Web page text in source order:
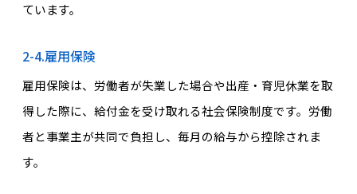
ています。
2-4.雇用保険
雇用保険は、労働者が失業した場合や出産・育児休業を取
得した際に、給付金を受け取れる社会保険制度です。労働
者と事業主が共同で負担し、毎月の給与から控除されま
す。